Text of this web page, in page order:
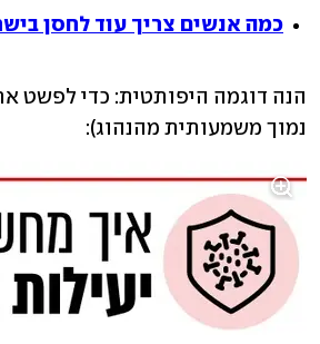
כמה אנשים צריך עוד לחסן
נמוך משמעותית מהנהוג):